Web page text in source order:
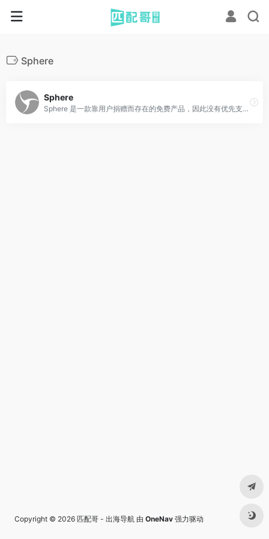
Sphere
Sphere
Sphere 是一款靠用户捐赠而存在的免费产品，因此没有优先支持。
Copyright © 2026 匹配哥 - 出海导航 由 OneNav 强力驱动